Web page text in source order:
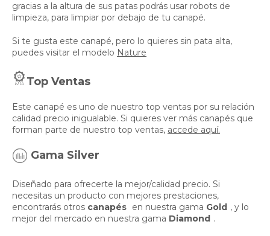
gracias a la altura de sus patas podrás usar robots de
limpieza, para limpiar por debajo de tu canapé.
Si te gusta este canapé, pero lo quieres sin pata alta,
puedes visitar el modelo Nature
Top Ventas
Este canapé es uno de nuestro top ventas por su relación
calidad precio inigualable. Si quieres ver más canapés que
forman parte de nuestro top ventas, accede aquí.
Gama Silver
Diseñado para ofrecerte la mejor/calidad precio. Si
necesitas un producto con mejores prestaciones,
encontrarás otros canapés en nuestra gama Gold , y lo
mejor del mercado en nuestra gama Diamond .